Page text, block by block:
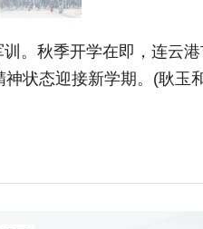
秋季开学在即，连云港
状态迎接新学期。(耿玉